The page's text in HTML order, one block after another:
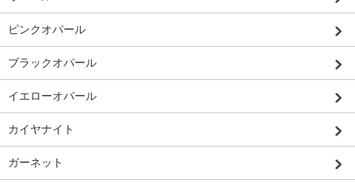
ピンクオパール
ブラックオパール
イエローオパール
カイヤナイト
ガーネット